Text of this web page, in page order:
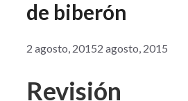
de biberón
2 agosto, 20152 agosto, 2015
Revisión